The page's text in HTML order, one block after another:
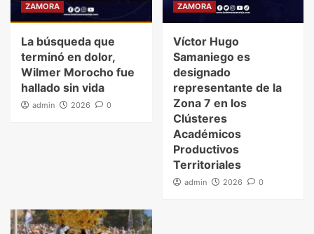
ZAMORA
La búsqueda que
terminó en dolor,
Wilmer Morocho fue
hallado sin vida
admin 2026 0
ZAMORA
Víctor Hugo
Samaniego es
designado
representante de la
Zona 7 en los
Clústeres
Académicos
Productivos
Territoriales
admin 2026 0